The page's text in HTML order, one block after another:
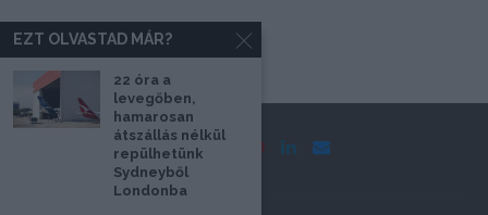
EZT OLVASTAD MÁR?
22 óra a
levegőben,
hamarosan
átszállás nélkül
repülhetünk
Sydneyből
Londonba